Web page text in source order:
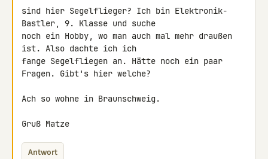
sind hier Segelflieger? Ich bin Elektronik-
Bastler, 9. Klasse und suche
noch ein Hobby, wo man auch mal mehr draußen
ist. Also dachte ich ich
fange Segelfliegen an. Hätte noch ein paar
Fragen. Gibt's hier welche?
Ach so wohne in Braunschweig.
Gruß Matze
Antwort